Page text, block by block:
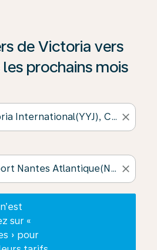
de Victoria vers
prochains mois
close
close
sur «
» pour
disponible, cliquez sur «